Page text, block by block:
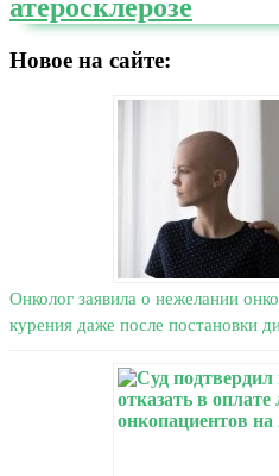
атеросклерозе
Новое на сайте:
Онколог заявила о нежелании
курения даже после постановки